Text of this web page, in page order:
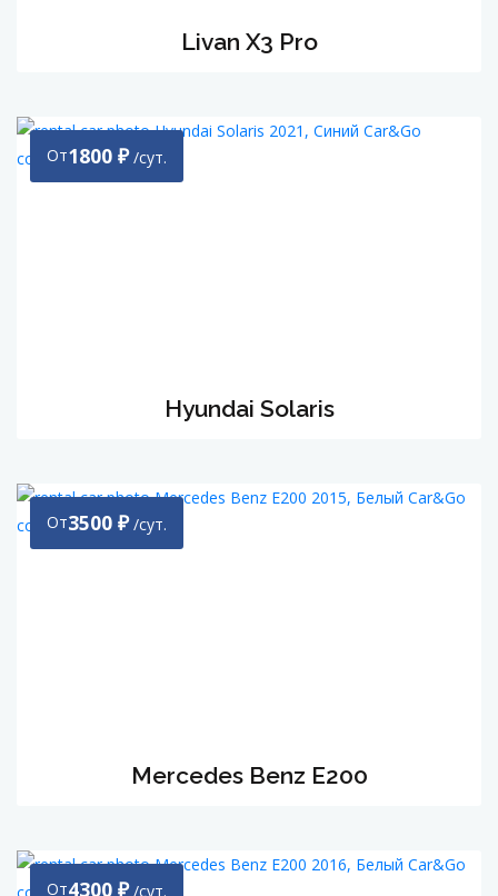
Livan X3 Pro
Hyundai Solaris
От1800 ₽ /сут.
Mercedes Benz Е200
От3500 ₽ /сут.
От4300 ₽ /сут.